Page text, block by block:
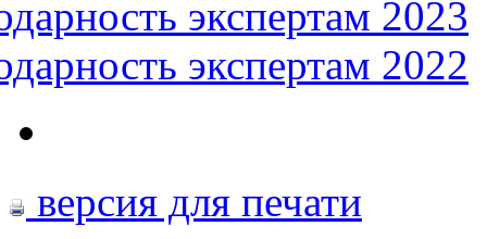
экспертам 2023
экспертам 2022
версия для печати